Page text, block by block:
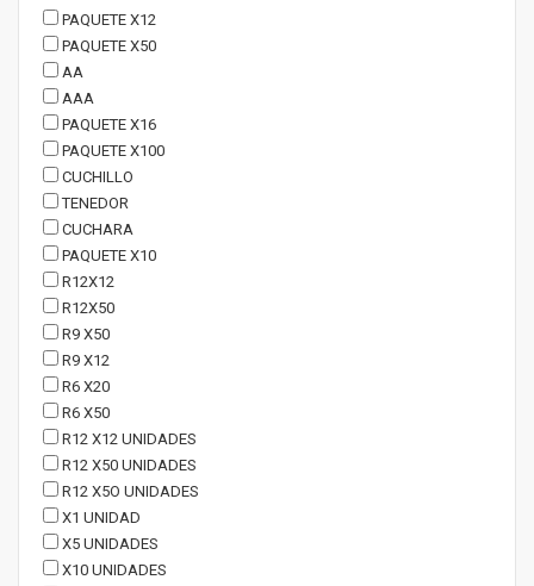
PAQUETE X12
PAQUETE X50
AA
AAA
PAQUETE X16
PAQUETE X100
CUCHILLO
TENEDOR
CUCHARA
PAQUETE X10
R12X12
R12X50
R9 X50
R9 X12
R6 X20
R6 X50
R12 X12 UNIDADES
R12 X50 UNIDADES
R12 X5O UNIDADES
X1 UNIDAD
X5 UNIDADES
X10 UNIDADES